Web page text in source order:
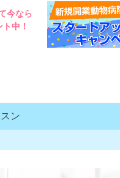
今なら
中！
ン